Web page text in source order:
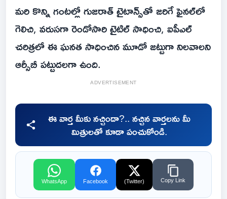
మ‌రి కొన్ని గంట‌ల్లో గుజరాత్‌ టైటాన్స్‌తో జరిగే ఫైనల్‌లో
గెలిచి, వరుసగా రెండోసారి టైటిల్ సాధించి, ఐపీఎల్
చరిత్రలో ఈ ఘనత సాధించిన మూడో జట్టుగా నిలవాలని
ఆర్సీబీ పట్టుదలగా ఉంది.
ADVERTISEMENT
ఈ వార్త మీకు నచ్చిందా?.. నచ్చిన వార్తలను మీ
మిత్రులతో కూడా పంచుకోండి.
WhatsApp Facebook (Twitter) Copy Link